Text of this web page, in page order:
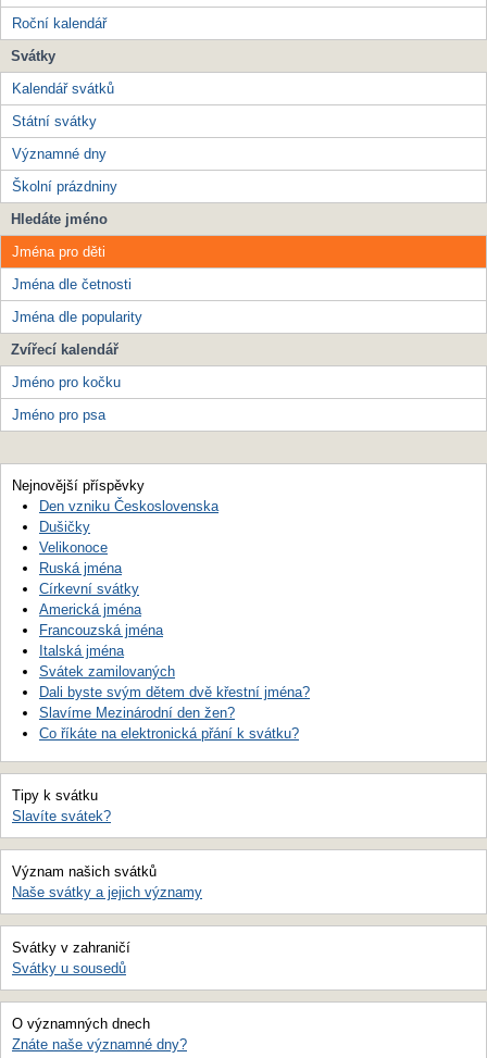
Roční kalendář
Svátky
Kalendář svátků
Státní svátky
Významné dny
Školní prázdniny
Hledáte jméno
Jména pro děti
Jména dle četnosti
Jména dle popularity
Zvířecí kalendář
Jméno pro kočku
Jméno pro psa
Nejnovější příspěvky
Den vzniku Československa
Dušičky
Velikonoce
Ruská jména
Církevní svátky
Americká jména
Francouzská jména
Italská jména
Svátek zamilovaných
Dali byste svým dětem dvě křestní jména?
Slavíme Mezinárodní den žen?
Co říkáte na elektronická přání k svátku?
Tipy k svátku
Slavíte svátek?
Význam našich svátků
Naše svátky a jejich významy
Svátky v zahraničí
Svátky u sousedů
O významných dnech
Znáte naše významné dny?